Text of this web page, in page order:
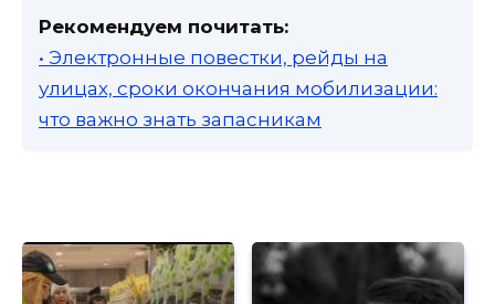
Рекомендуем почитать:
• Электронные повестки, рейды на
улицах, сроки окончания мобилизации:
что важно знать запасникам